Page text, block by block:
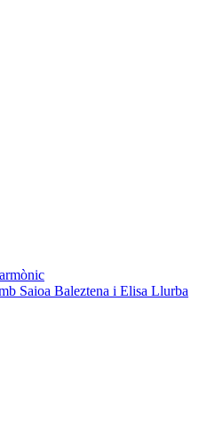
Saioa Baleztena i Elisa Llurba